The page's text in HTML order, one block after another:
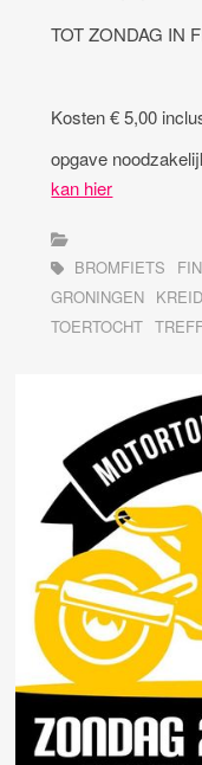
TOT ZONDAG IN
Kosten € 5,00
opgave
kan hier
BROMFIETS
GRONINGEN
TOERTOCHT